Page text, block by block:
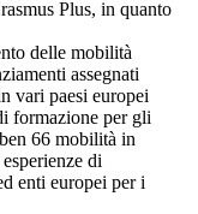
Plus, in quanto
delle mobilità
assegnati
vari paesi europei
formazione per gli
66 mobilità in
di
enti europei per i